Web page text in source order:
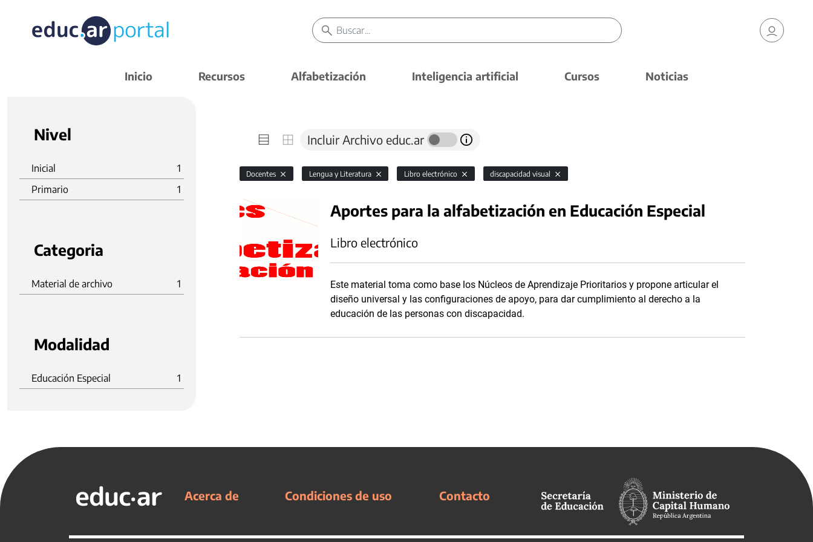
Inicio Recursos Alfabetización Inteligencia artificial Cursos Noticias
Nivel
Inicial
1
Primario
1
Categoria
Material de archivo 1
Modalidad
Educación Especial 1
Incluir Archivo educ.ar
Docentes Lengua y Literatura Libro electrónico discapacidad visual
Aportes para la alfabetización en Educación Especial
Libro electrónico
Este material toma como base los Núcleos de Aprendizaje Prioritarios y propone articular el
diseño universal y las configuraciones de apoyo, para dar cumplimiento al derecho a la
educación de las personas con discapacidad.
Acerca de Condiciones de uso Contacto